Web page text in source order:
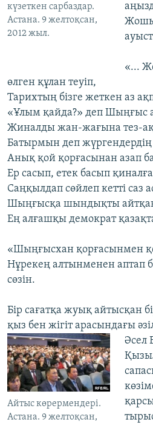
күзеткен сарбаздар.
Астана. 9 желтоқсан,
2012 жыл.
«...
өлген құлан теуіп,
Тарихтың бізге жеткен аз
«Ұлым қайда?» деп Шыңғыс
Жиналды жан-жағына тез-ақ
Батырмын деп жүргендердің
Анық қой қорғасынан азап
Ер сасып, етек басып
Саңқылдап сөйлеп кетті саз
Шыңғысқа шындықты
Ең алғашқы демократ
«Шыңғысхан қорғасынмен
Нұрекең алтынменен аптап
сөзін.
Бір сағатқа жуық айтысқан
қыз бен жігіт арасындағы
Айтыс көрермендері.
Астана. 9 желтоқсан,
Әсел